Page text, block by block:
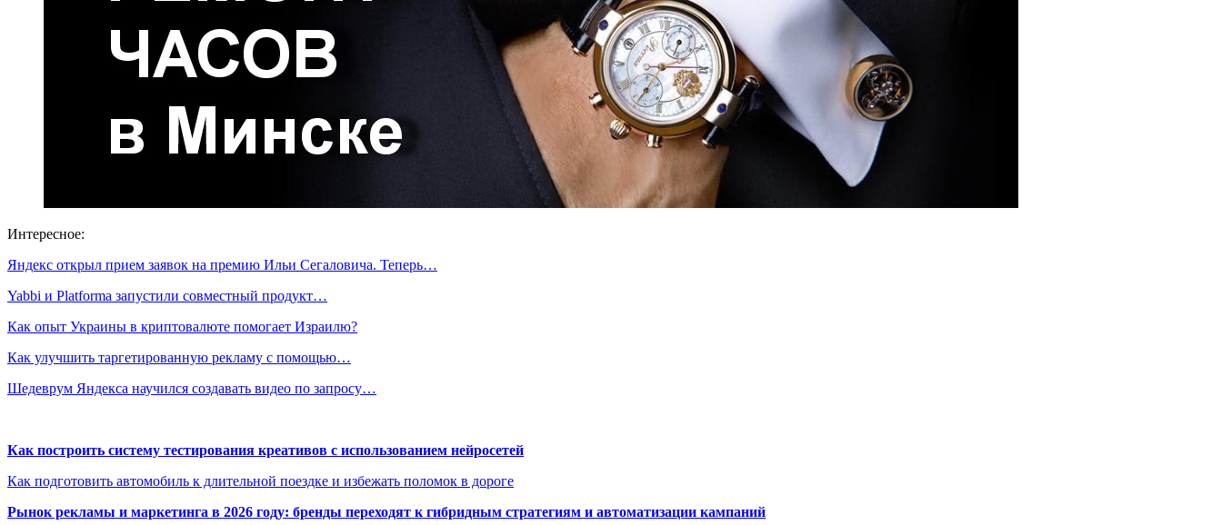
Интересное:
Яндекс открыл прием заявок на премию Ильи Сегаловича. Теперь…
Yabbi и Platforma запустили совместный продукт…
Как опыт Украины в криптовалюте помогает Израилю?
Как улучшить таргетированную рекламу с помощью…
Шедеврум Яндекса научился создавать видео по запросу…
Как построить систему тестирования креативов с использованием нейросетей
Как подготовить автомобиль к длительной поездке и избежать поломок в дороге
Рынок рекламы и маркетинга в 2026 году: бренды переходят к гибридным стратегиям и автоматизации кампаний